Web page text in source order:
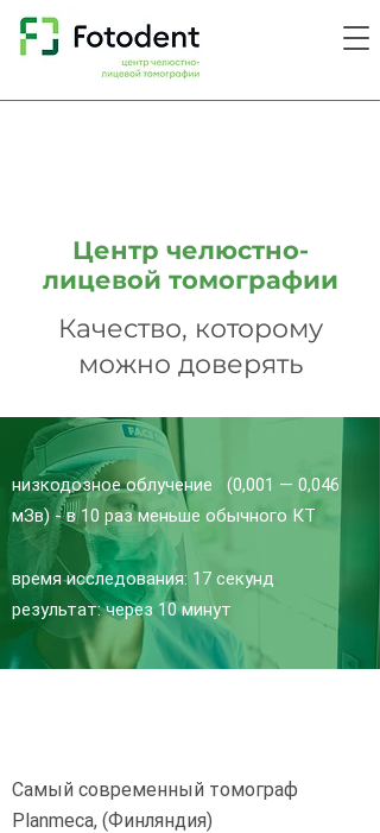
Центр челюстно-
лицевой томографии
Качество, которому
можно доверять
время исследования: 17 секунд
результат: через 10 минут
низкодозное облучение
(0,001 — 0,046
мЗв) - в 10 раз меньше обычного КТ
Самый современный томограф
Planmeca, (Финляндия)